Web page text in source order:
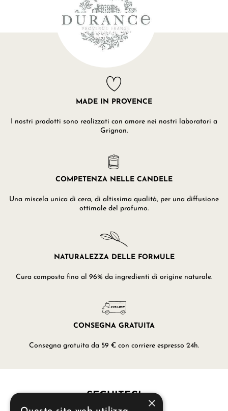
MADE IN PROVENCE
I nostri prodotti sono realizzati con amore nei nostri laboratori a
Grignan.
COMPETENZA NELLE CANDELE
Una miscela unica di cera, di altissima qualità, per una diffusione
ottimale del profumo.
NATURALEZZA DELLE FORMULE
Cura composta fino al 96% da ingredienti di origine naturale.
CONSEGNA GRATUITA
Consegna gratuita da 59 € con corriere espresso 24h.
SEGUITECI ×